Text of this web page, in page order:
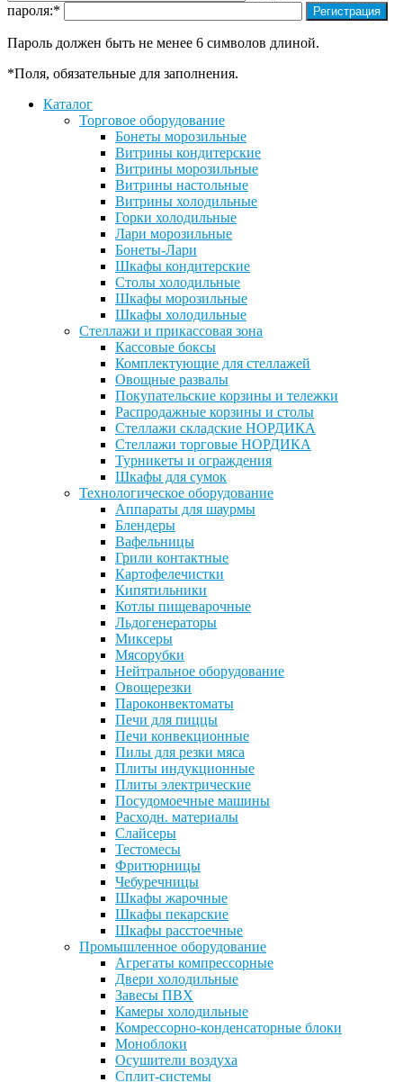
пароля:*
Пароль должен быть не менее 6 символов длиной.
*Поля, обязательные для заполнения.
Каталог
Торговое оборудование
Бонеты морозильные
Витрины кондитерские
Витрины морозильные
Витрины настольные
Витрины холодильные
Горки холодильные
Лари морозильные
Бонеты-Лари
Шкафы кондитерские
Столы холодильные
Шкафы морозильные
Шкафы холодильные
Стеллажи и прикассовая зона
Кассовые боксы
Комплектующие для стеллажей
Овощные развалы
Покупательские корзины и тележки
Распродажные корзины и столы
Стеллажи складские НОРДИКА
Стеллажи торговые НОРДИКА
Турникеты и ограждения
Шкафы для сумок
Технологическое оборудование
Аппараты для шаурмы
Блендеры
Вафельницы
Грили контактные
Картофелечистки
Кипятильники
Котлы пищеварочные
Льдогенераторы
Миксеры
Мясорубки
Нейтральное оборудование
Овощерезки
Пароконвектоматы
Печи для пиццы
Печи конвекционные
Пилы для резки мяса
Плиты индукционные
Плиты электрические
Посудомоечные машины
Расходн. материалы
Слайсеры
Тестомесы
Фритюрницы
Чебуречницы
Шкафы жарочные
Шкафы пекарские
Шкафы расстоечные
Промышленное оборудование
Агрегаты компрессорные
Двери холодильные
Завесы ПВХ
Камеры холодильные
Комрессорно-конденсаторные блоки
Моноблоки
Осушители воздуха
Сплит-системы